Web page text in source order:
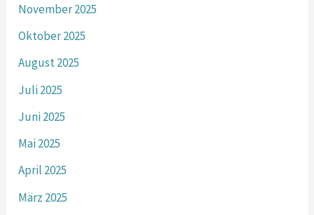
November 2025
Oktober 2025
August 2025
Juli 2025
Juni 2025
Mai 2025
April 2025
März 2025